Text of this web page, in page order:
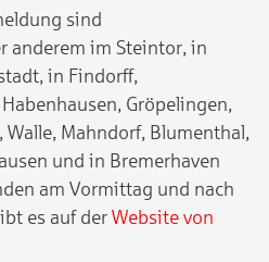
sind
anderem im Steintor, in
in Findorff,
Gröpelingen,
Walle, Mahndorf, Blumenthal,
und in Bremerhaven
am Vormittag und nach
es auf der Website von